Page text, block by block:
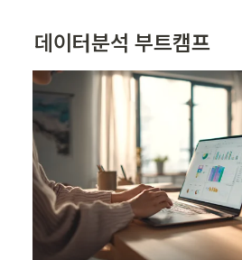
데이터분석 부트캠프